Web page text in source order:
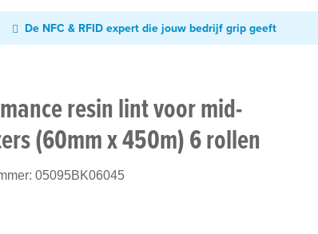
De NFC & RFID expert die jouw bedrijf grip geeft
resin lint voor mid-
(60mm x 450m) 6 rollen
05095BK06045